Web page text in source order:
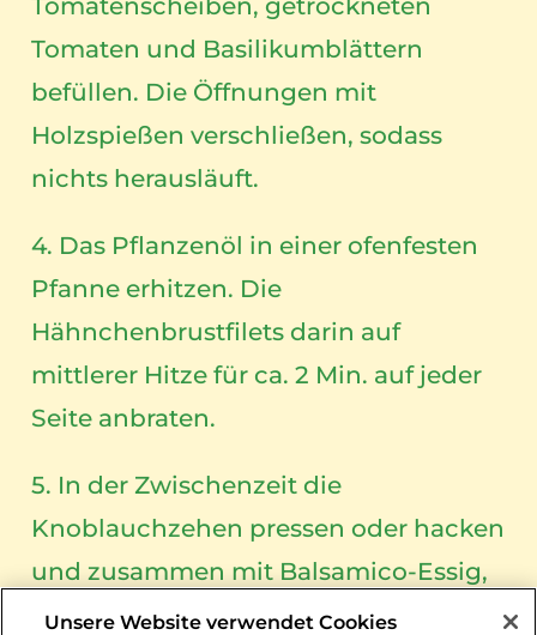
Tomaten und Basilikumblättern
befüllen. Die Öffnungen mit
Holzspießen verschließen, sodass
nichts herausläuft.
4. Das Pflanzenöl in einer ofenfesten
Pfanne erhitzen. Die
Hähnchenbrustfilets darin auf
mittlerer Hitze für ca. 2 Min. auf jeder
Seite anbraten.
5. In der Zwischenzeit die
Knoblauchzehen pressen oder hacken
und zusammen mit Balsamico-Essig,
Rohrzucker, Salz und Pfeffer
Unsere Website verwendet Cookies